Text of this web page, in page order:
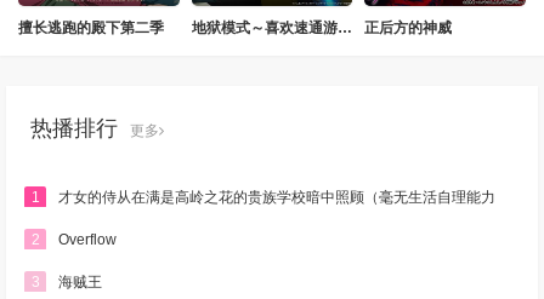
擅长逃跑的殿下第二季 地狱模式～喜欢速通游戏的玩家在废设定异世界无双～第二季 正后方的神威
热播排行 更多
1 才女的侍从在满是高岭之花的贵族学校暗中照顾（毫无生活自理能力
的）学院第一大小姐
2 Overflow
3 海贼王